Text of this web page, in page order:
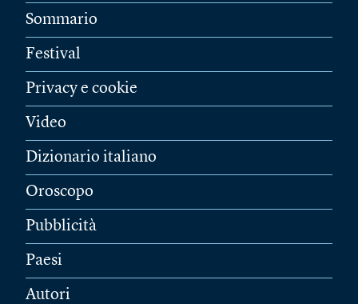
Sommario
Festival
Privacy e cookie
Video
Dizionario italiano
Oroscopo
Pubblicità
Paesi
Autori